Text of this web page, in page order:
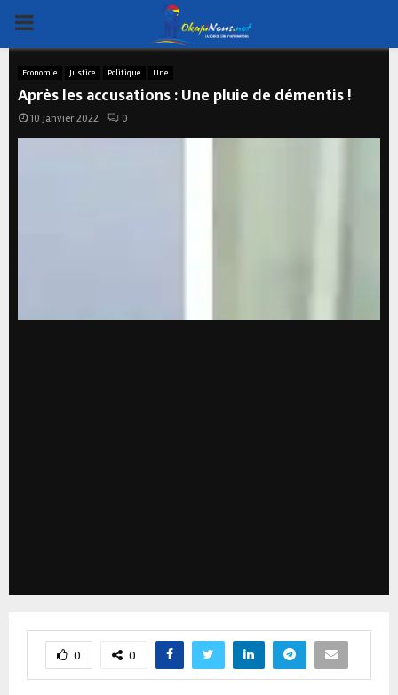
PRIMARY
MENU
Economie Justice Politique Une
Après les accusations : Une pluie de démentis !
10 janvier 2022 0
0 0